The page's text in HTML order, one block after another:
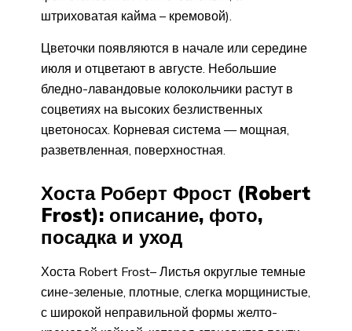
штриховатая кайма – кремовой).
Цветочки появляются в начале или середине
июля и отцветают в августе. Небольшие
бледно-лавандовые колокольчики растут в
соцветиях на высоких безлиственных
цветоносах. Корневая система — мощная,
разветвленная, поверхностная.
Хоста Роберт Фрост (Robert
Frost): описание, фото,
посадка и уход
Хоста Robert Frost– Листья округлые темные
сине-зеленые, плотные, слегка морщинистые,
с широкой неправильной формы желто-